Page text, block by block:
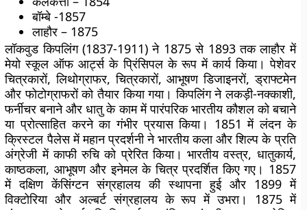
बॉम्बे -1857
लाहौर – 1875
लॉकवुड किपलिंग (1837-1911) ने 1875 से 1893 तक लाहौर में
मेयो स्कूल ऑफ आर्ट्स के प्रिंसिपल के रूप में कार्य किया। पेशेवर
चित्रकारों, लिथोग्राफर, चित्रकारों, आभूषण डिजाइनरों, ड्राफ्टमेन
और फोटोग्राफरों को तैयार किया गया। किपलिंग ने लकड़ी-नक्काशी,
फर्नीचर बनाने और धातु के काम में पारंपरिक भारतीय कौशल को बचाने
या प्रोत्साहित करने का गंभीर प्रयास किया। 1851 में लंदन के
क्रिस्टल पैलेस में महान प्रदर्शनी ने भारतीय कला और शिल्प के प्रति
अंग्रेजी में काफी रुचि को प्रेरित किया। भारतीय वस्त्र, धातुकार्य,
काष्ठकला, आभूषण और इनेमल के चित्र प्रदर्शित किए गए। 1857
में दक्षिण केंसिंग्टन संग्रहालय की स्थापना हुई और 1899 में
विक्टोरिया और अल्बर्ट संग्रहालय के रूप में उभरा। 1875 में